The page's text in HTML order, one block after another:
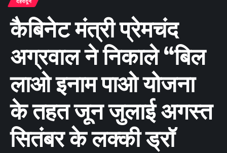
कैबिनेट मंत्री प्रेमचंद
अग्रवाल ने निकाले “बिल
लाओ इनाम पाओ योजना
के तहत जून जुलाई अगस्त
सितंबर के लक्की ड्रॉ